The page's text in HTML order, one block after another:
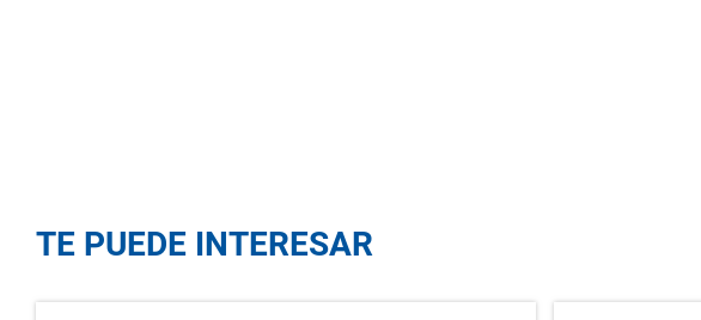
TE PUEDE INTERESAR